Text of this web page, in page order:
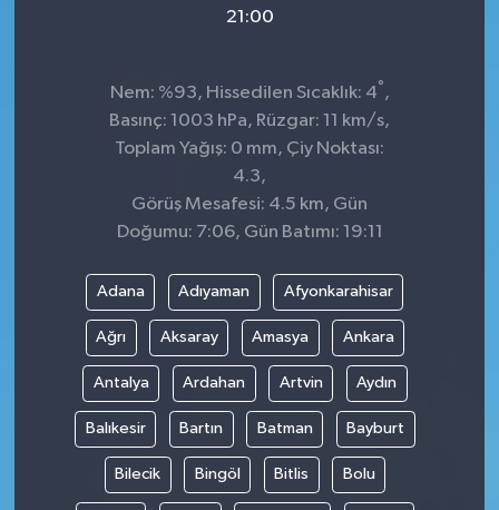
21:00
Nem: %93, Hissedilen Sıcaklık: 4° ,
Basınç: 1003 hPa, Rüzgar: 11 km/s,
Toplam Yağış: 0 mm, Çiy Noktası:
4.3,
Görüş Mesafesi: 4.5 km, Gün
Doğumu: 7:06, Gün Batımı: 19:11
Adana Adıyaman Afyonkarahisar
Ağrı Aksaray Amasya Ankara
Antalya Ardahan Artvin Aydın
Balıkesir Bartın Batman Bayburt
Bilecik Bingöl Bitlis Bolu